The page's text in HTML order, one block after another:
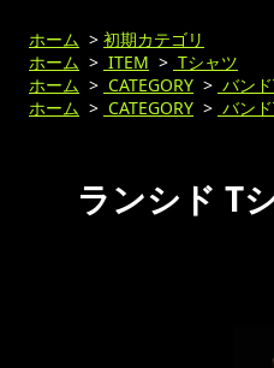
ホーム > 初期カテゴリ
ホーム > ITEM > Tシャツ
ホーム > CATEGORY > バン
ホーム > CATEGORY > バン
ランシド T